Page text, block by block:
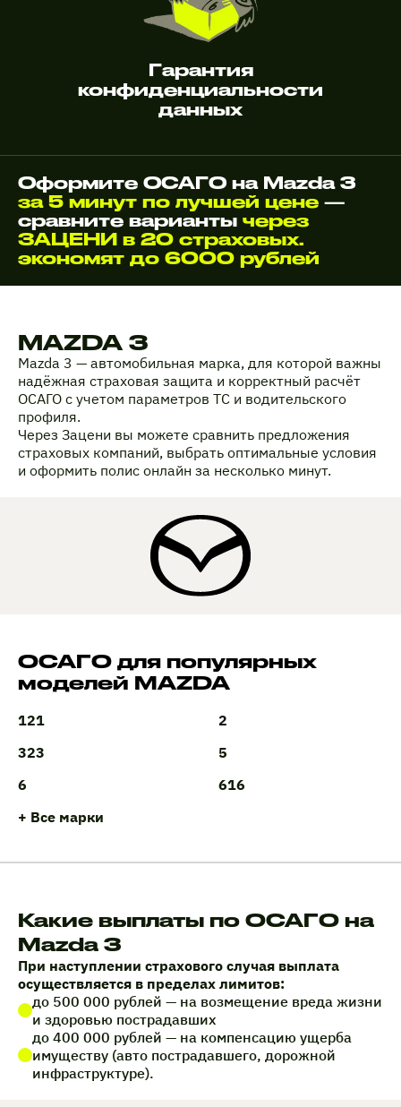
Гарантия
конфиденциальности
данных
Оформите ОСАГО на Mazda 3
за 5 минут по лучшей цене —
сравните варианты через
ЗАЦЕНИ в 20 страховых.
экономят до 6000 рублей
MAZDA 3
Mazda 3 — автомобильная марка, для которой важны
надёжная страховая защита и корректный расчёт
ОСАГО с учетом параметров ТС и водительского
профиля.
Через Зацени вы можете сравнить предложения
страховых компаний, выбрать оптимальные условия
и оформить полис онлайн за несколько минут.
ОСАГО для популярных
моделей MAZDA
121
2
323
5
6
616
+ Все марки
Какие выплаты по ОСАГО на
Mazda 3
При наступлении страхового случая выплата
осуществляется в пределах лимитов:
до 500 000 рублей — на возмещение вреда жизни
и здоровью пострадавших
до 400 000 рублей — на компенсацию ущерба
имуществу (авто пострадавшего, дорожной
инфраструктуре).